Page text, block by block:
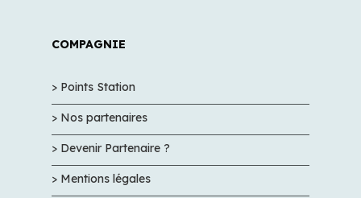
COMPAGNIE
> Points Station
> Nos partenaires
> Devenir Partenaire ?
> Mentions légales